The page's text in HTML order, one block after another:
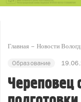
Главная Новости
Образование
Череповец